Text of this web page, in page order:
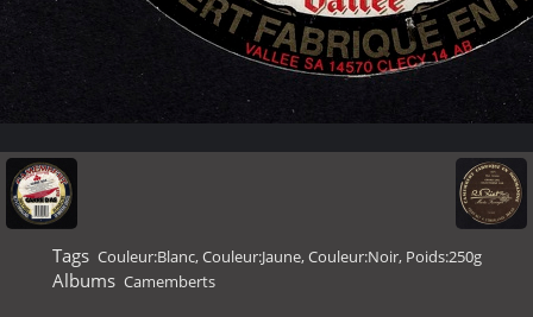
Tags Couleur:Blanc,Couleur:Jaune,Couleur:Noir, Poids:250g
Albums Camemberts